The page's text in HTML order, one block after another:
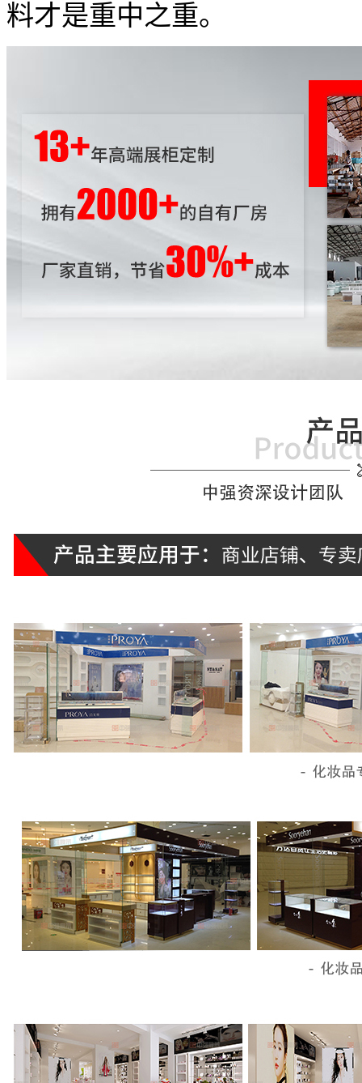
料才是重中之重。